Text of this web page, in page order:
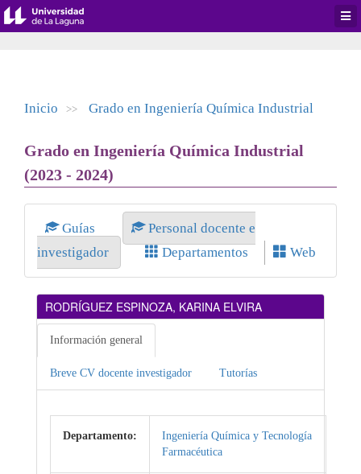
Inicio >> Grado en Ingeniería Química Industrial
Grado en Ingeniería Química Industrial
(2023 - 2024)
Guías
Personal docente e
investigador
Departamentos Web
RODRÍGUEZ ESPINOZA, KARINA ELVIRA
Información general
Breve CV docente investigador Tutorías
Departamento:
Ingeniería Química y Tecnología
Farmacéutica